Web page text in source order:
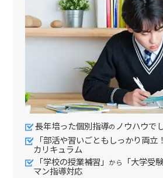
長年培った個別指導の ノウハウで
「部活や習いごともしっかり両立
カリキュラム
「学校の授業補習」
から 「大学受
マン指導対応